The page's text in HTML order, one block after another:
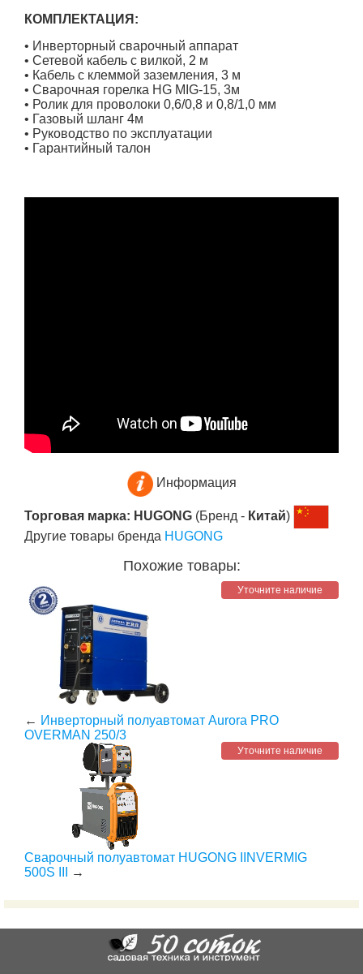
КОМПЛЕКТАЦИЯ:
• Инверторный сварочный аппарат
• Сетевой кабель с вилкой, 2 м
• Кабель с клеммой заземления, 3 м
• Сварочная горелка HG MIG-15, 3м
• Ролик для проволоки 0,6/0,8 и 0,8/1,0 мм
• Газовый шланг 4м
• Руководство по эксплуатации
• Гарантийный талон
Информация
Торговая марка: HUGONG (Бренд - Китай)
Другие товары бренда HUGONG
Похожие товары:
Уточните наличие
← Инверторный полуавтомат Aurora PRO
OVERMAN 250/3
Уточните наличие
Сварочный полуавтомат HUGONG IINVERMIG
500S III
→